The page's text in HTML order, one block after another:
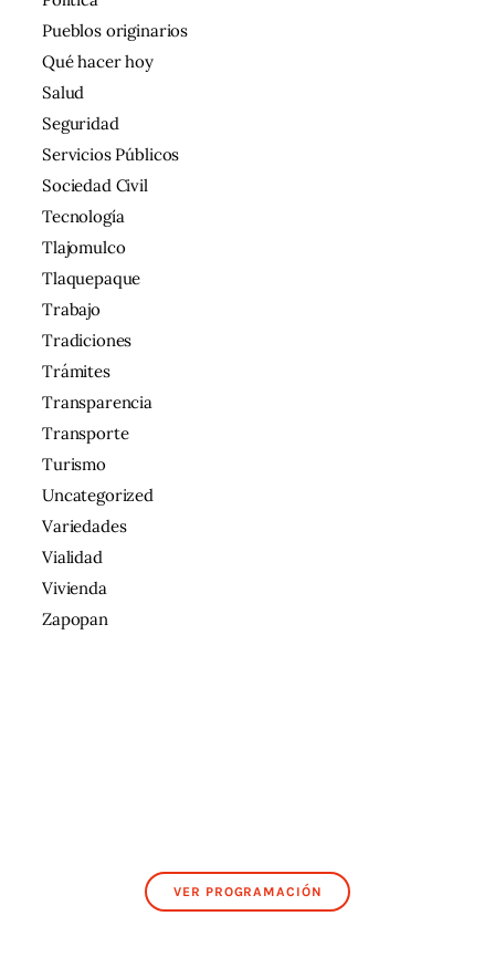
Pueblos originarios
Qué hacer hoy
Salud
Seguridad
Servicios Públicos
Sociedad Civil
Tecnología
Tlajomulco
Tlaquepaque
Trabajo
Tradiciones
Trámites
Transparencia
Transporte
Turismo
Uncategorized
Variedades
Vialidad
Vivienda
Zapopan
VER PROGRAMACIÓN